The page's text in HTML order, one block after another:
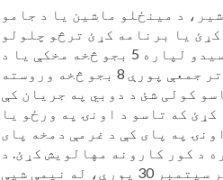
د مینځلو ماشین یا د جامو
یا برنامه کړئ ترڅو چلولو
او پای ته رسیدو لپاره 5 بجو څخه مخکې یا د
دوشنبې څخه تر جمعې پورې 8 بجو څخه وروسته
کولی شئ د دوبي په جریان کې
کړئ که تاسو د اونۍ په ورځو یا
په پای کې د غرمې دمخه پای
د کور کارونه مهالویش کړئ. د
جون 1 څخه تر سپتمبر 30 پورې، له نیمې شپې